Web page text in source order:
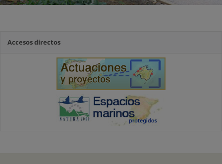
Accesos directos